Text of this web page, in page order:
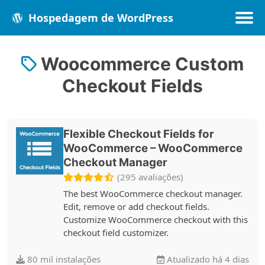
Hospedagem de WordPress
Populares
Recentes
Melhores
Woocommerce Custom
Checkout Fields
Flexible Checkout Fields for
WooCommerce – WooCommerce
Checkout Manager
(295 avaliações)
The best WooCommerce checkout manager.
Edit, remove or add checkout fields.
Customize WooCommerce checkout with this
checkout field customizer.
80 mil instalações Atualizado há 4 dias